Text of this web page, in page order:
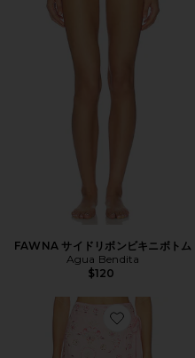
FAWNA サイドリボンビキニボトム
Agua Bendita
$120
Favorite Luna